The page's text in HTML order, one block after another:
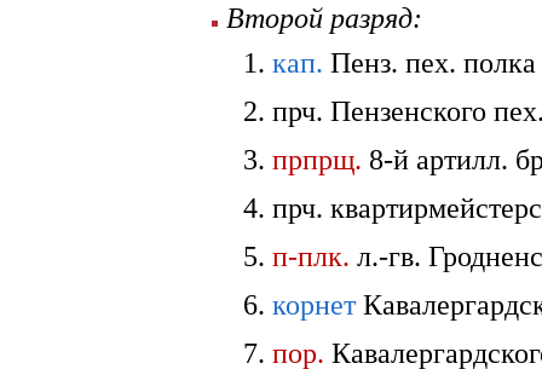
Второй разряд:
кап. Пенз. пех.
прч. Пензенского
прпрщ. 8-й артилл.
прч.
п-плк. л.-гв.
корнет
пор.